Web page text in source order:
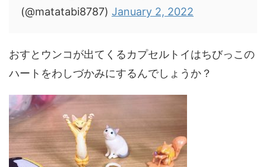
(@matatabi8787) January 2, 2022
おすとウンコが出てくるカプセルトイはちびっこの
ハートをわしづかみにするんでしょうか？